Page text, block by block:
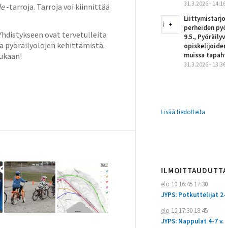
-tarroja. Tarroja voi kiinnittää
ovat tervetulleita
pyöräilyolojen kehittämistä.
31.3.2026 -
perheiden
9.5.,
muissa
31.3.2026 -
Lisää tiedotteita
elo 10 16:45 17:30
JYPS: Potkuttelijat
elo 10 17:30 18:45
JYPS: Nappulat 4-7 v.